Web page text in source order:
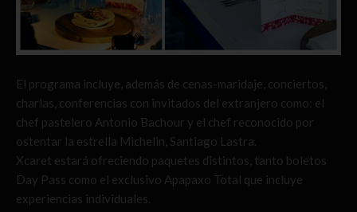
El programa incluye, además de cenas-maridaje, conciertos,
charlas, conferencias con invitados del extranjero como: el
chef pastelero Antonio Bachour y el chef reconocido por
ostentar la estrella Michelin, Santiago Lastra.
Xcaret estará ofreciendo paquetes distintos, tanto boletos
Day Pass como el exclusivo Apapaxo Total que incluye
experiencias individuales.